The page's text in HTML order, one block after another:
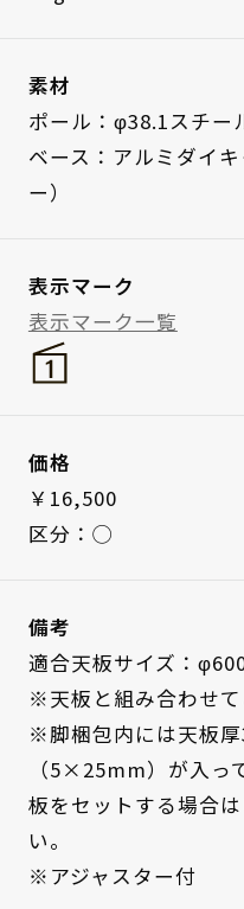
素材
ポール：φ38.1スチー
ベース：アルミダイ
ー）
表示マーク
表示マーク一覧
価格
￥16,500
区分：◯
備考
適合天板サイズ：
※天板と組み合わせて
※脚梱包内には天板
（5×25mm）が入っ
板をセットする場合
い。
※アジャスター付